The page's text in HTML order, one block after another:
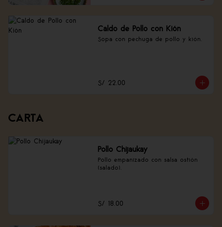
Caldo de Pollo con Kión
Sopa con pechuga de pollo y kión.
S/ 22.00
CARTA
Pollo Chijaukay
Pollo empanizado con salsa ostión
(salado).
S/ 18.00